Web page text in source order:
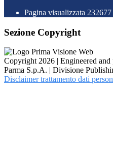
Pagina visualizzata 232677
Sezione Copyright
Copyright 2026 | Engineered
Parma S.p.A. | Divisione
Disclaimer trattamento dati